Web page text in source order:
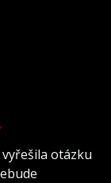
vyřešila otázku